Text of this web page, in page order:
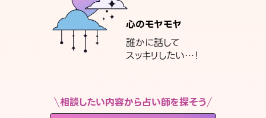
心のモヤモヤ
誰かに話して
スッキリしたい…！
相談したい内容から占い師を探そう